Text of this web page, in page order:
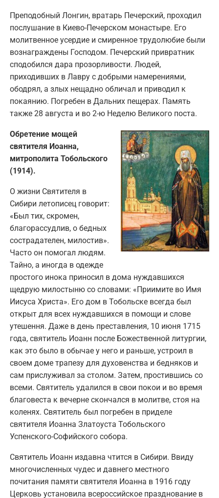
Преподобный Лонгин, вратарь Печерский, проходил
послушание в Киево-Печерском монастыре. Его
молитвенное усердие и смиренное трудолюбие были
вознаграждены Господом. Печерский привратник
сподобился дара прозорливости. Людей,
приходивших в Лавру с добрыми намерениями,
ободрял, а злых нещадно обличал и приводил к
покаянию. Погребен в Дальних пещерах. Память
также 28 августа и во 2-ю Неделю Великого поста.
Обретение мощей
святителя Иоанна,
митрополита Тобольского
(1914).
О жизни Святителя в
Сибири летописец говорит:
«Был тих, скромен,
благорассудлив, о бедных
сострадателен, милостив».
Часто он помогал людям.
Тайно, а иногда в одежде
простого инока приносил в дома нуждавшихся
щедрую милостыню со словами: «Приимите во Имя
Иисуса Христа». Его дом в Тобольске всегда был
открыт для всех нуждавшихся в помощи и слове
утешення. Даже в день преставления, 10 июня 1715
года, святитель Иоанн после Божественной литургии,
как это было в обычае у него и раньше, устроил в
своем доме трапезу для духовенства и бедняков и
сам прислуживал за столом. Затем, простившись со
всеми. Святитель удалился в свои покои и во время
благовеста к вечерне скончался в молитве, стоя на
коленях. Святитель был погребен в приделе
святителя Иоанна Златоуста Тобольского
Успенского-Софийского собора.
Святитель Иоанн издавна чтится в Сибири. Ввиду
многочисленных чудес и давнего местного
почитания памяти святителя Иоанна в 1916 году
Церковь установила всероссийское празднование в